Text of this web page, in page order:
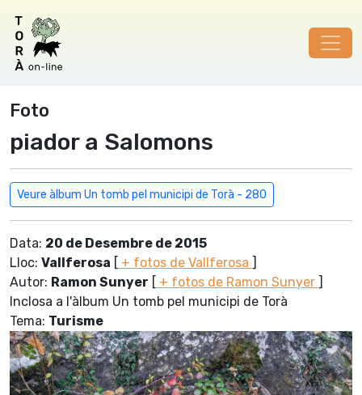
Foto
piador a Salomons
Veure àlbum Un tomb pel municipi de Torà - 280
Data: 20 de Desembre de 2015
Lloc: Vallferosa [ + fotos de Vallferosa ]
Autor: Ramon Sunyer [ + fotos de Ramon Sunyer ]
Inclosa a l'àlbum Un tomb pel municipi de Torà
Tema: Turisme